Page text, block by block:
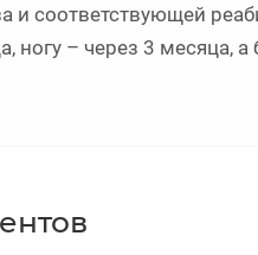
и соответствующей
ногу – через 3 месяца,